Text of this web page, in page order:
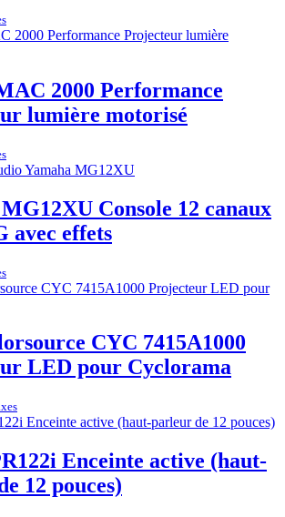
2000 Performance
lumière motorisé
Console 12 canaux
avec effets
CYC 7415A1000
LED pour Cyclorama
Enceinte active (haut-
12 pouces)